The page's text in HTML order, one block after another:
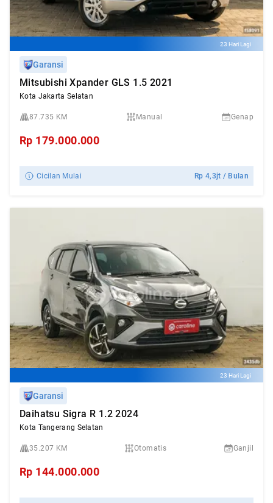
23 Hari Lagi
Garansi
Mitsubishi Xpander GLS 1.5 2021
Kota Jakarta Selatan
87.735 KM Manual Genap
Rp 179.000.000
Cicilan Mulai Rp4,3jt / Bulan
23 Hari Lagi
Garansi
Daihatsu Sigra R 1.2 2024
Kota Tangerang Selatan
35.207 KM Otomatis Ganjil
Rp 144.000.000